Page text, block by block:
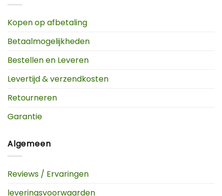
Kopen op afbetaling
Betaalmogelijkheden
Bestellen en Leveren
Levertijd & verzendkosten
Retourneren
Garantie
Algemeen
Reviews / Ervaringen
leveringsvoorwaarden